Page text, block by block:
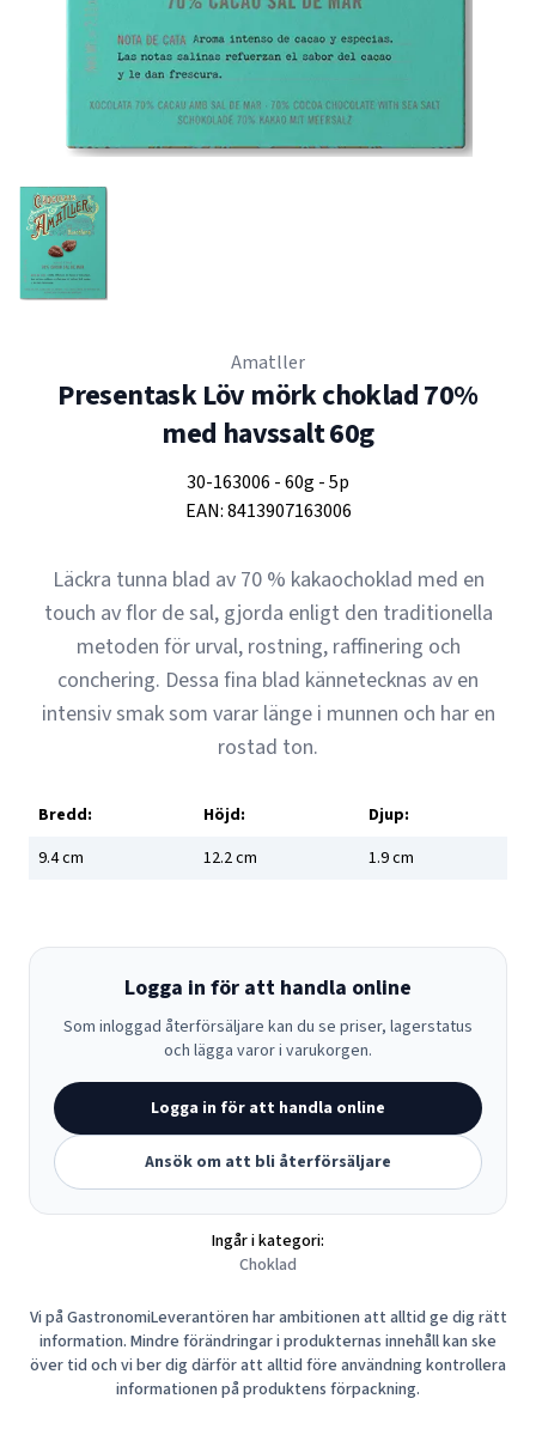
Amatller
Presentask Löv mörk choklad 70%
med havssalt 60g
30-163006 -60g -5p
EAN:8413907163006
Läckra tunna blad av 70 % kakaochoklad med en
touch av flor de sal, gjorda enligt den traditionella
metoden för urval, rostning, raffinering och
conchering. Dessa fina blad kännetecknas av en
intensiv smak som varar länge i munnen och har en
rostad ton.
Bredd: Höjd:
Djup:
9.4cm 12.2cm 1.9cm
Logga in för att handla online
Som inloggad återförsäljare kan du se priser, lagerstatus
och lägga varor i varukorgen.
Logga in för att handla online
Ansök om att bli återförsäljare
Ingår i kategori:
Choklad
Vi på GastronomiLeverantören har ambitionen att alltid ge dig rätt
information. Mindre förändringar i produkternas innehåll kan ske
över tid och vi ber dig därför att alltid före användning kontrollera
informationen på produktens förpackning.